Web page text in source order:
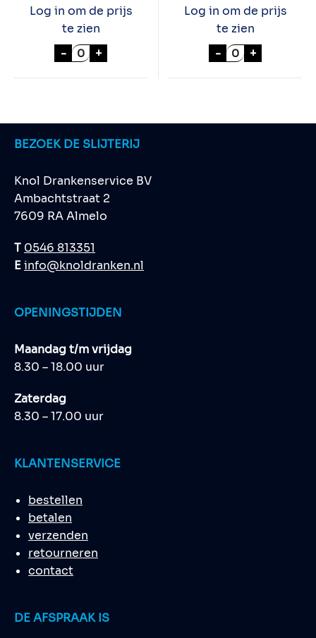
Log in om de prijs
te zien
- JAMESON IRISH WHISKEY 100cl aantal
+
Log in om de prijs
te zien
- MARTELL
+
BEZOEK DE SLIJTERIJ
Knol Drankenservice BV
Ambachtstraat 2
7609 RA Almelo
T 0546 813351
Einfo@knoldranken.nl
OPENINGSTIJDEN
Maandag t/m vrijdag
8.30 – 18.00 uur
Zaterdag
8.30 – 17.00 uur
KLANTENSERVICE
bestellen
betalen
verzenden
retourneren
contact
DE AFSPRAAK IS